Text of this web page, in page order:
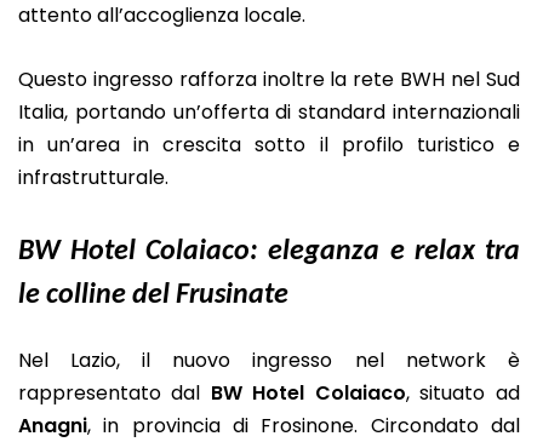
attento all’accoglienza locale.
Questo ingresso rafforza inoltre la rete BWH nel Sud
Italia, portando un’offerta di standard internazionali
in un’area in crescita sotto il profilo turistico e
infrastrutturale.
BW Hotel Colaiaco: eleganza e relax tra
le colline del Frusinate
Nel Lazio, il nuovo ingresso nel network è
rappresentato dal BW Hotel Colaiaco, situato ad
Anagni, in provincia di Frosinone. Circondato dal